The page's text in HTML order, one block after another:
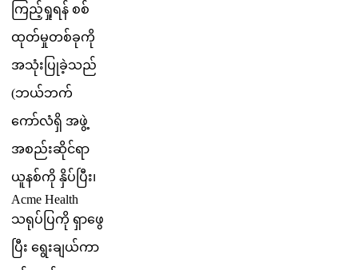
ကညရရန စစ
ထတမတစခက
အသ ပခသည
(ဘယဘက
ကလရ အဖ
အစညဆငရ
ယနစက နပ ပ၊
Acme Health
သရပ ပက ရဖ
ပ ရခယက